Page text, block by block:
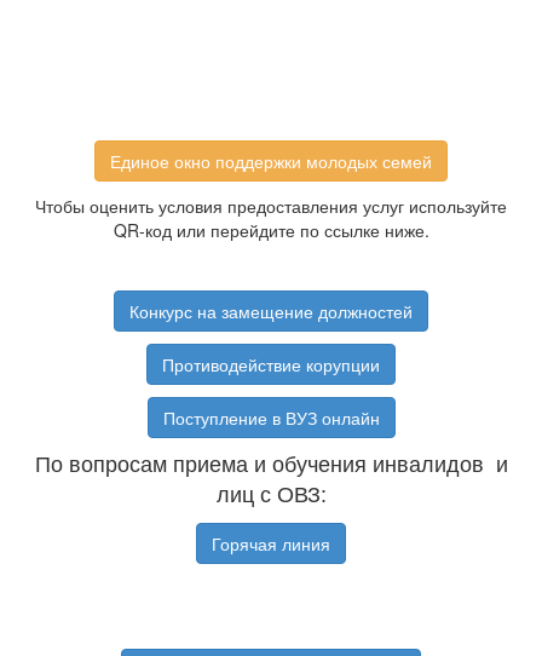
Единое окно поддержки молодых семей
Чтобы оценить условия предоставления услуг используйте
QR-код или перейдите по ссылке ниже.
Конкурс на замещение должностей
Противодействие корупции
Поступление в ВУЗ онлайн
По вопросам приема и обучения инвалидов и
лиц с ОВЗ:
Горячая линия